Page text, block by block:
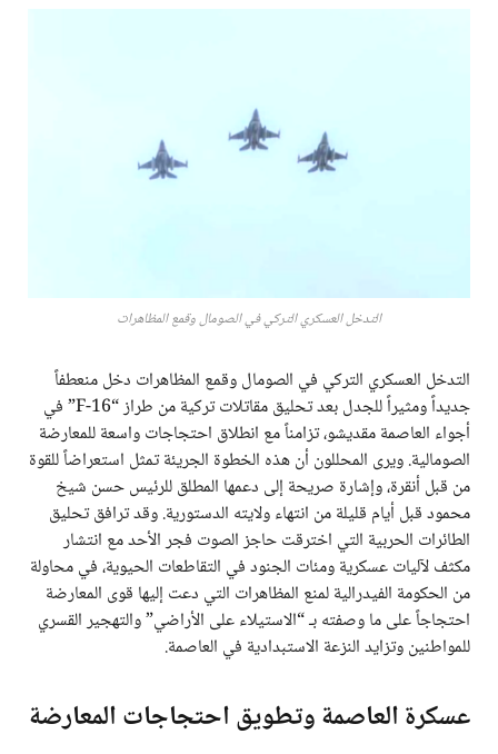
التدخل العسكري التركي في الصومال وقمع المظاهرات
التدخل العسكري التركي في الصومال وقمع المظاهرات دخل منعطفاً
جديداً ومثيراً للجدل بعد تحليق مقاتلات تركية من طراز “F-16” في
أجواء العاصمة مقديشو، تزامناً مع انطلاق احتجاجات واسعة للمعارضة
الصومالية. ويرى المحللون أن هذه الخطوة الجريئة تمثل استعراضاً للقوة
من قبل أنقرة، وإشارة صريحة إلى دعمها المطلق للرئيس حسن شيخ
محمود قبل أيام قليلة من انتهاء ولايته الدستورية. وقد ترافق تحليق
الطائرات الحربية التي اخترقت حاجز الصوت فجر الأحد مع انتشار
مكثف لآليات عسكرية ومئات الجنود في التقاطعات الحيوية، في محاولة
من الحكومة الفيدرالية لمنع المظاهرات التي دعت إليها قوى المعارضة
احتجاجاً على ما وصفته بـ “الاستيلاء على الأراضي” والتهجير القسري
للمواطنين وتزايد النزعة الاستبدادية في العاصمة.
عسكرة العاصمة وتطويق احتجاجات المعارضة